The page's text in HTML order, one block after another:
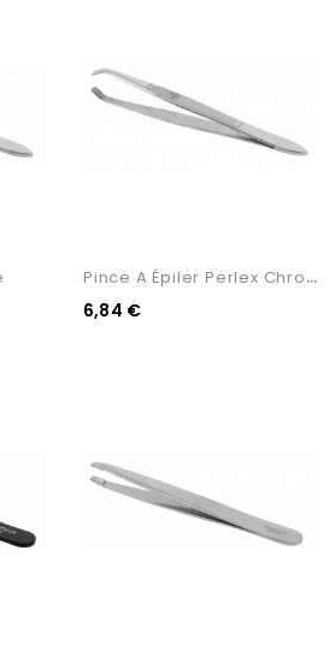
P
Ince A Épiler Perlex Chromée
6,84 €